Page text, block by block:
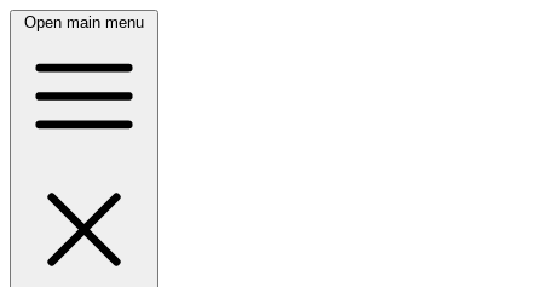
Open main menu